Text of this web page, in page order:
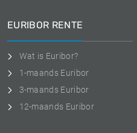
EURIBOR RENTE
Wat is Euribor?
1-maands Euribor
3-maands Euribor
12-maands Euribor